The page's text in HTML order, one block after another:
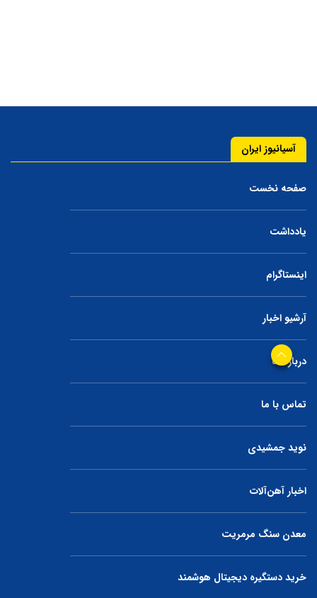
آسیانیوز ایران
صفحه نخست
یادداشت
اینستاگرام
آرشیو اخبار
درباره ما
تماس با ما
نوید جمشیدی
اخبار آهن‌آلات
معدن سنگ مرمریت
خرید دستگیره دیجیتال هوشمند